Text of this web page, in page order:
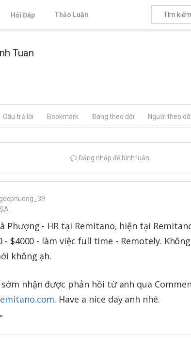
Hỏi Đáp Thảo Luận
Tuan
Câu trả lời Bookmark Đang theo dõi Người theo dõi
Đăng nhập để bình luận
Phượng - HR tại Remitano, hiện tại
- $4000 - làm việc full time - Remotely.
không ạh.
nhận được phản hồi từ anh qua
. Have a nice day anh nhé.